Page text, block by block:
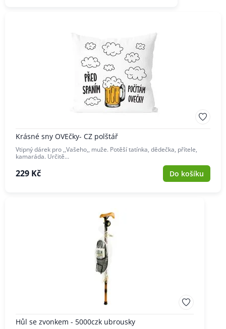
Krásné sny OVEčky- CZ polštář
Vtipný dárek pro ,,Vašeho,, muže. Potěší tatínka, dědečka, přítele,
kamaráda. Určitě…
229 Kč Do košíku
Hůl se zvonkem - 5000czk ubrousky